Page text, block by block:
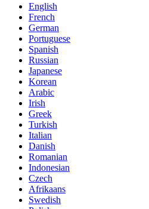
English
French
German
Portuguese
Spanish
Russian
Japanese
Korean
Arabic
Irish
Greek
Turkish
Italian
Danish
Romanian
Indonesian
Czech
Afrikaans
Swedish